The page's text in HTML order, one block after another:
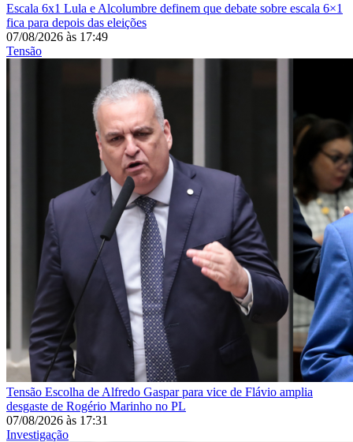
Escala 6x1 Lula e Alcolumbre definem que debate sobre escala 6×1
fica para depois das eleições
07/08/2026 às 17:49
Tensão
Tensão Escolha de Alfredo Gaspar para vice de Flávio amplia
desgaste de Rogério Marinho no PL
07/08/2026 às 17:31
Investigação